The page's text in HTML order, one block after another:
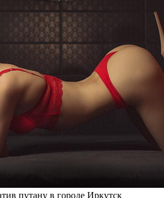
путану в городе Иркутск